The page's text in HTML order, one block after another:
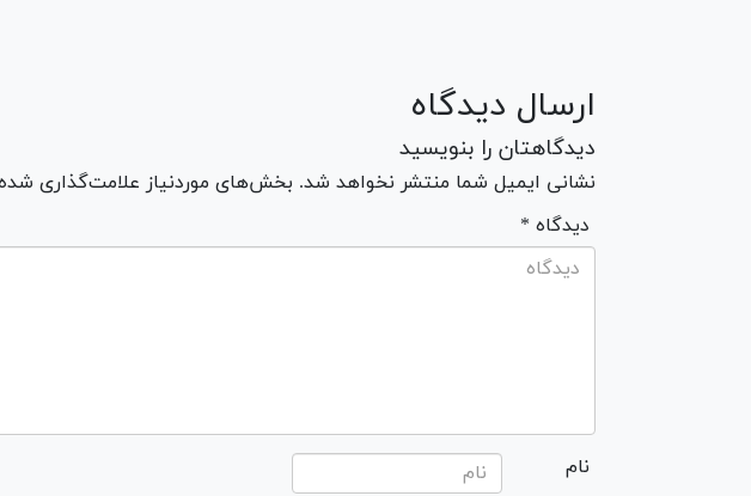
ارسال دیدگاه
دیدگاهتان را بنویسید
نشانی ایمیل شما منتشر نخواهد شد. بخش‌های موردنیاز علامت‌گذاری
* دیدگاه
نام